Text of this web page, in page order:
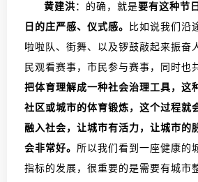
黄建洪 ：的确，就是要有这种节
日的庄严感、仪式感。
比如说我们沿
啦啦队、街舞、以及锣鼓敲起来振奋
民观看赛事，市民参与赛事，同时也
把体育理解成一种社会治理工具，这
社区或城市的体育锻炼，这个过程就
融入社会，让城市有活力，让城市的
会非常好。 所以我们看到一座健康的
指标的发展，很重要的是需要有城市